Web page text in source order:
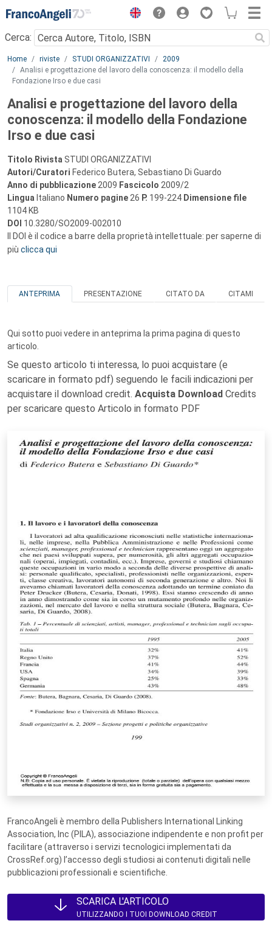
Menu
Cerca:
Main content
Home riviste STUDI ORGANIZZATIVI
2009
Analisi e progettazione del lavoro della conoscenza: il modello della
Fondazione Irso e due casi
Analisi e progettazione del lavoro della
conoscenza: il modello della Fondazione
Irso e due casi
Titolo Rivista STUDI ORGANIZZATIVI
Autori/Curatori Federico Butera, Sebastiano Di Guardo
Anno di pubblicazione 2009 Fascicolo 2009/2
Lingua Italiano Numero pagine 26 P. 199-224 Dimensione file
1104 KB
DOI 10.3280/SO2009-002010
Il DOI è il codice a barre della proprietà intellettuale: per saperne di
più clicca qui
ANTEPRIMA PRESENTAZIONE CITATO DA CITAMI
Qui sotto puoi vedere in anteprima la prima pagina di questo
articolo.
Se questo articolo ti interessa, lo puoi acquistare (e
scaricare in formato pdf) seguendo le facili indicazioni per
acquistare il download credit. Acquista Download Credits
per scaricare questo Articolo in formato PDF
FrancoAngeli è membro della Publishers International Linking
Association, Inc (PILA), associazione indipendente e non profit per
facilitare (attraverso i servizi tecnologici implementati da
CrossRef.org) l’accesso degli studiosi ai contenuti digitali nelle
pubblicazioni professionali e scientifiche.
SCARICA L'ARTICOLO
UTILIZZANDO I TUOI DOWNLOAD CREDIT